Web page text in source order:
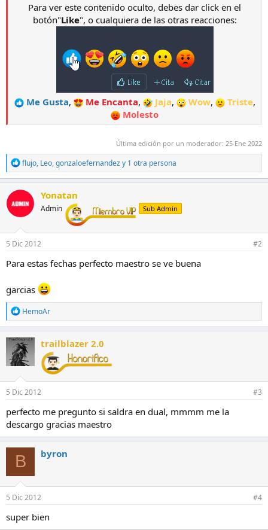
Para ver este contenido oculto, debes dar click en el
botón"Like", o cualquiera de las otras reacciones:
Me Gusta, Me Encanta, Jaja, Wow, Triste,
Molesto
Última edición por un moderador: 25 Ene 2022
R
e
a
c
c
i
o
n
s
flujo, Leo,gonzaloefernandezy 1 otra persona
Yonatan
Admin Sub Admin
5 Dic 2012 #2
Para estas fechas perfecto maestro se ve buena
garcias
R
e
a
c
c
i
o
n
s
HemoAr
trailblazer 2.0
5 Dic 2012 #3
perfecto me pregunto si saldra en dual, mmmm me la
descargo gracias maestro
B byron
5 Dic 2012 #4
super bien